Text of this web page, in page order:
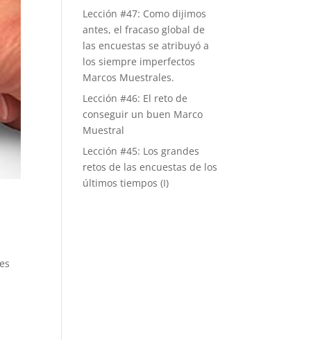
Lección #47: Como dijimos
antes, el fracaso global de
las encuestas se atribuyó a
los siempre imperfectos
Marcos Muestrales.
Lección #46: El reto de
conseguir un buen Marco
Muestral
Lección #45: Los grandes
retos de las encuestas de los
últimos tiempos (I)